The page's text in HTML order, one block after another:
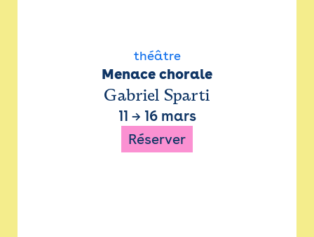
théâtre
Menace chorale
Gabriel Sparti
11 → 16 mars
Réserver